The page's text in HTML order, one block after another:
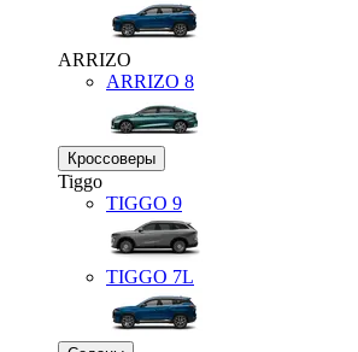
ARRIZO
ARRIZO 8
Кроссоверы
Tiggo
TIGGO 9
TIGGO 7L